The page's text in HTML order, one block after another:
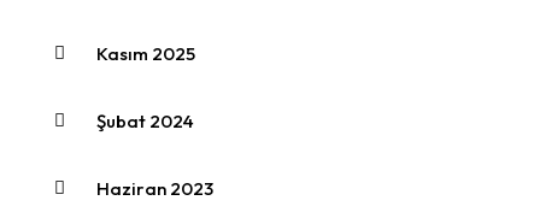
Kasım 2025
Şubat 2024
Haziran 2023